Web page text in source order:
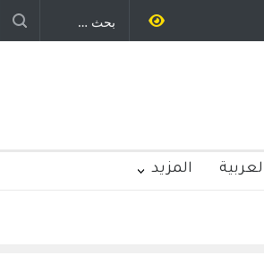
رباح – نيوجرسي – الولايات المتحدة
الامريكية
المزيد